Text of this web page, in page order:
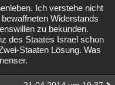
Ich verstehe nicht
Widerstands
zu bekunden.
des Staates Israel schon
Staaten Lösung. Was